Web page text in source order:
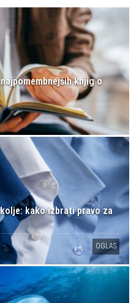
knjig o
kako izbrati pravo za
OGLAS